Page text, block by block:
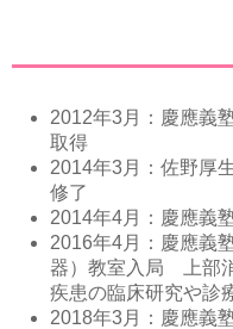
2012年3月：慶應義
取得
2014年3月：佐野厚
修了
2014年4月：慶應義
2016年4月：慶應義
器）教室入局 上部
疾患の臨床研究や診
2018年3月：慶應義